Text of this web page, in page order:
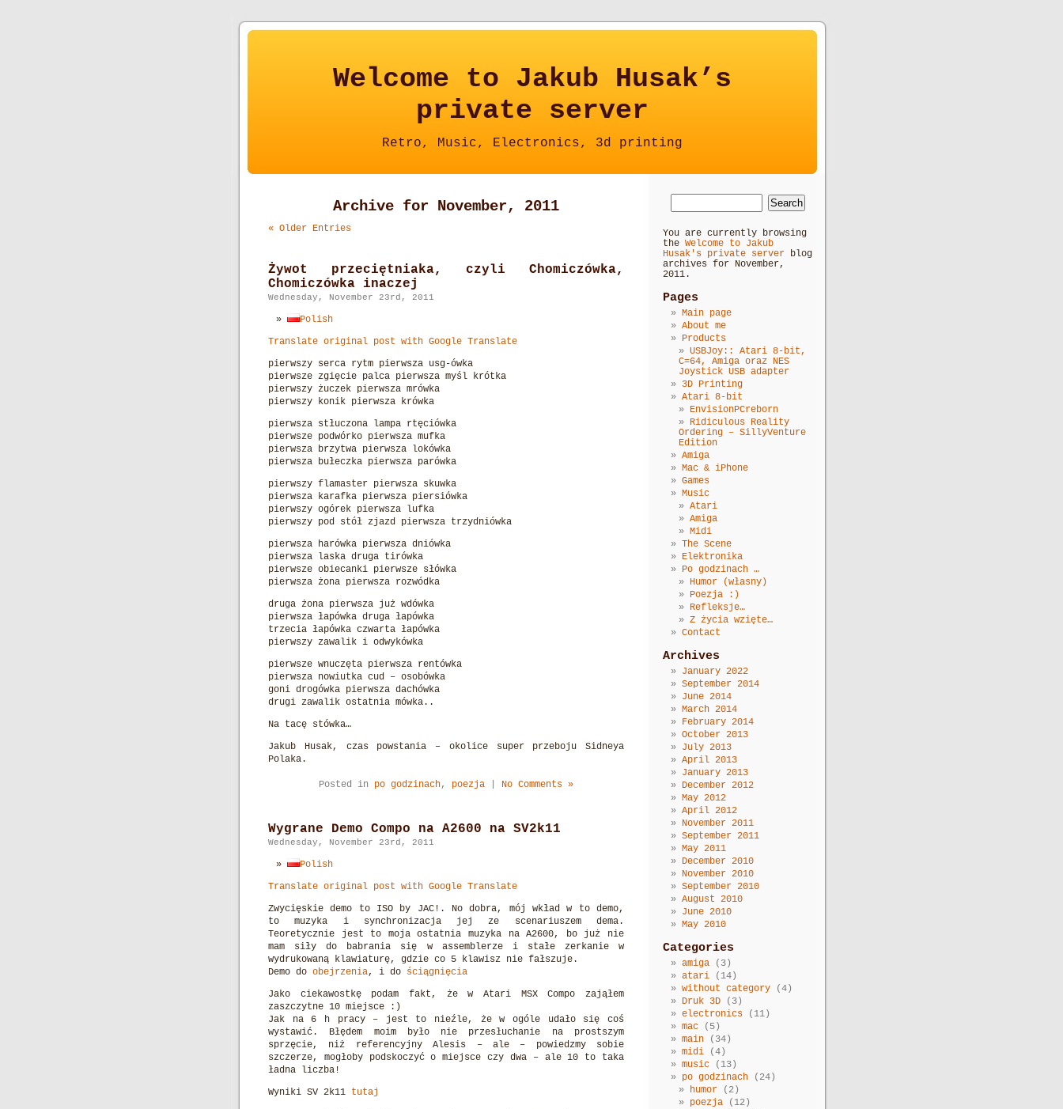
Welcome to Jakub Husak’s
private server
Retro, Music, Electronics, 3d printing
Archive for November, 2011
« Older Entries
Żywot przeciętniaka, czyli Chomiczówka,
Chomiczówka inaczej
Wednesday, November 23rd, 2011
Polish
Translate original post with Google Translate
pierwszy serca rytm pierwsza usg-ówka
pierwsze zgięcie palca pierwsza myśl krótka
pierwszy żuczek pierwsza mrówka
pierwszy konik pierwsza krówka
pierwsza stłuczona lampa rtęciówka
pierwsze podwórko pierwsza mufka
pierwsza brzytwa pierwsza lokówka
pierwsza bułeczka pierwsza parówka
pierwszy flamaster pierwsza skuwka
pierwsza karafka pierwsza piersiówka
pierwszy ogórek pierwsza lufka
pierwszy pod stół zjazd pierwsza trzydniówka
pierwsza harówka pierwsza dniówka
pierwsza laska druga tirówka
pierwsze obiecanki pierwsze słówka
pierwsza żona pierwsza rozwódka
druga żona pierwsza już wdówka
pierwsza łapówka druga łapówka
trzecia łapówka czwarta łapówka
pierwszy zawalik i odwykówka
pierwsze wnuczęta pierwsza rentówka
pierwsza nowiutka cud – osobówka
goni drogówka pierwsza dachówka
drugi zawalik ostatnia mówka..
Na tacę stówka…
Jakub Husak, czas powstania – okolice super przeboju Sidneya
Polaka.
Posted in po godzinach, poezja No Comments »
Wygrane Demo Compo na A2600 na SV2k11
Wednesday, November 23rd, 2011
Polish
Translate original post with Google Translate
Zwycięskie demo to ISO by JAC!. No dobra, mój wkład w to demo,
to muzyka i synchronizacja jej ze scenariuszem dema.
Teoretycznie jest to moja ostatnia muzyka na A2600, bo już nie
mam siły do babrania się w assemblerze i stałe zerkanie w
wydrukowaną klawiaturę, gdzie co 5 klawisz nie fałszuje.
Demo do obejrzenia, i do ściągnięcia
Jako ciekawostkę podam fakt, że w Atari MSX Compo zająłem
zaszczytne 10 miejsce :)
Jak na 6 h pracy – jest to nieźle, że w ogóle udało się coś
wystawić. Błędem moim było nie przesłuchanie na prostszym
sprzęcie, niż referencyjny Alesis – ale – powiedzmy sobie
szczerze, mogłoby podskoczyć o miejsce czy dwa – ale 10 to taka
ładna liczba!
Wyniki SV 2k11 tutaj
You are currently browsing
the Welcome to Jakub
Husak's private server blog
archives for November,
2011.
Pages
Main page
About me
Products
USBJoy:: Atari 8-bit,
C=64, Amiga oraz NES
Joystick USB adapter
3D Printing
Atari 8-bit
EnvisionPCreborn
Ridiculous Reality
Ordering – SillyVenture
Edition
Amiga
Mac & iPhone
Games
Music
Atari
Amiga
Midi
The Scene
Elektronika
Po godzinach …
Humor (własny)
Poezja :)
Refleksje…
Z życia wzięte…
Contact
Archives
January 2022
September 2014
June 2014
March 2014
February 2014
October 2013
July 2013
April 2013
January 2013
December 2012
May 2012
April 2012
November 2011
September 2011
May 2011
December 2010
November 2010
September 2010
August 2010
June 2010
May 2010
Categories
amiga (3)
atari (14)
without category (4)
Druk 3D (3)
electronics (11)
mac (5)
main (34)
midi (4)
music (13)
po godzinach (24)
humor (2)
poezja (12)